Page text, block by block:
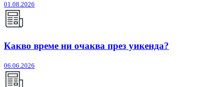
01.08.2026
Какво време ни очаква през уикенда?
06.06.2026